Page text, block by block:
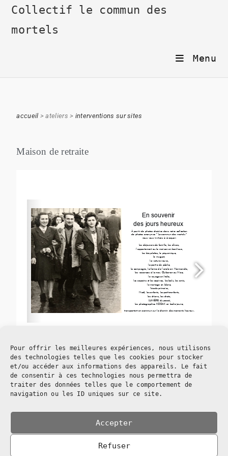
Pour offrir les meilleures expériences, nous utilisons
des technologies telles que les cookies pour stocker
et/ou accéder aux informations des appareils. Le fait
de consentir à ces technologies nous permettra de
traiter des données telles que le comportement de
navigation ou les ID uniques sur ce site.
Accepter
Refuser
Collectif le commun des
mortels
Menu
accueil > ateliers > interventions sur sites
Maison de retraite
1/4